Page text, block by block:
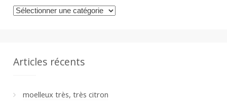
Catégories
Articles récents
moelleux très, très citron